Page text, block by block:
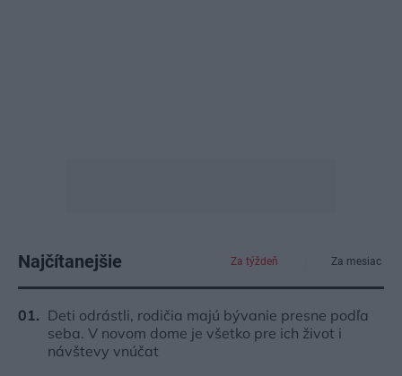
Najčítanejšie Za týždeň Za mesiac
Deti odrástli, rodičia majú bývanie presne podľa
seba. V novom dome je všetko pre ich život i
návštevy vnúčat